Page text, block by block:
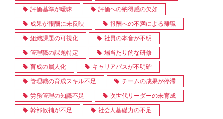
評価基準が曖昧 評価への納得感の欠如
成果が報酬に未反映 報酬への不満による離職
組織課題の可視化 社員の本音が不明
管理職の課題特定 場当たり的な研修
育成の属人化 キャリアパスが不明確
管理職の育成スキル不足 チームの成果が停滞
労務管理の知識不足 次世代リーダーの未育成
幹部候補が不足 社会人基礎力の不足